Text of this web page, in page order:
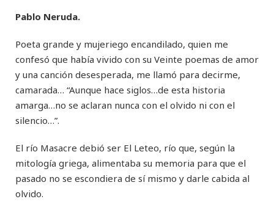
Pablo Neruda.
Poeta grande y mujeriego encandilado, quien me
confesó que había vivido con su Veinte poemas de amor
y una canción desesperada, me llamó para decirme,
camarada… “Aunque hace siglos…de esta historia
amarga…no se aclaran nunca con el olvido ni con el
silencio…”.
El río Masacre debió ser El Leteo, río que, según la
mitología griega, alimentaba su memoria para que el
pasado no se escondiera de sí mismo y darle cabida al
olvido.